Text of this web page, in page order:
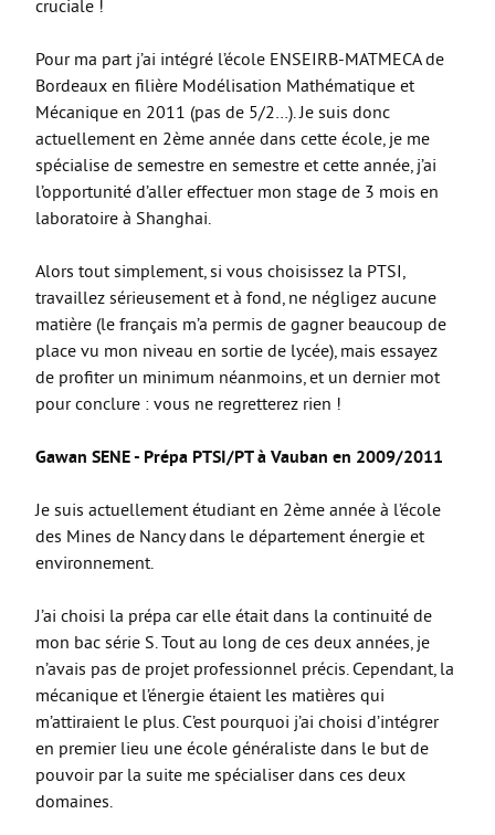
cruciale !
Pour ma part j’ai intégré l’école ENSEIRB-MATMECA de
Bordeaux en filière Modélisation Mathématique et
Mécanique en 2011 (pas de 5/2…). Je suis donc
actuellement en 2ème année dans cette école, je me
spécialise de semestre en semestre et cette année, j’ai
l’opportunité d’aller effectuer mon stage de 3 mois en
laboratoire à Shanghai.
Alors tout simplement, si vous choisissez la PTSI,
travaillez sérieusement et à fond, ne négligez aucune
matière (le français m’a permis de gagner beaucoup de
place vu mon niveau en sortie de lycée), mais essayez
de profiter un minimum néanmoins, et un dernier mot
pour conclure : vous ne regretterez rien !
Gawan SENE - Prépa PTSI/PT à Vauban en 2009/2011
Je suis actuellement étudiant en 2ème année à l’école
des Mines de Nancy dans le département énergie et
environnement.
J’ai choisi la prépa car elle était dans la continuité de
mon bac série S. Tout au long de ces deux années, je
n’avais pas de projet professionnel précis. Cependant, la
mécanique et l’énergie étaient les matières qui
m’attiraient le plus. C’est pourquoi j’ai choisi d’intégrer
en premier lieu une école généraliste dans le but de
pouvoir par la suite me spécialiser dans ces deux
domaines.